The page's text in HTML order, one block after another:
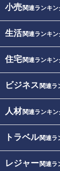
小売関連ランキン
生活関連ランキン
住宅関連ランキン
ビジネス 関連ラ
人材関連ランキン
トラベル関連ラ
レジャー関連ラ